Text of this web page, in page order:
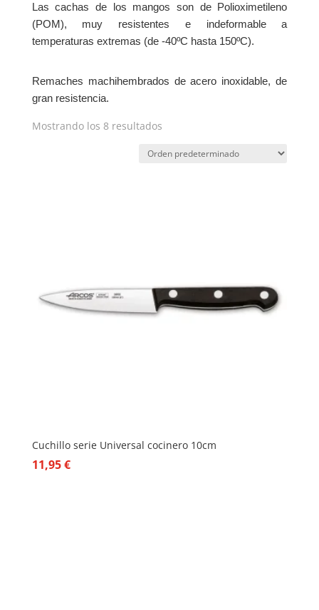
Las cachas de los mangos son de Polioximetileno
(POM), muy resistentes e indeformable a
temperaturas extremas (de -40ºC hasta 150ºC).
Remaches machihembrados de acero inoxidable, de
gran resistencia.
Mostrando los 8 resultados
Cuchillo serie Universal cocinero 10cm
11,95€